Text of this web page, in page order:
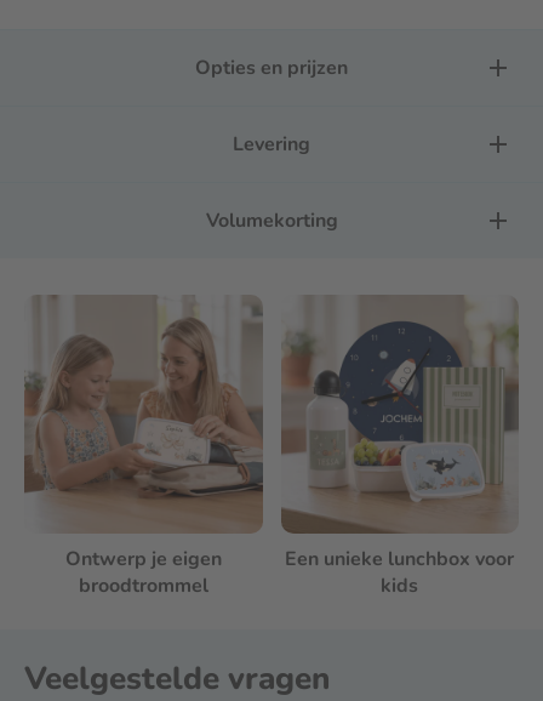
Opties en prijzen
Levering
Volumekorting
Ontwerp je eigen
broodtrommel
Een unieke lunchbox voor
kids
Veelgestelde vragen